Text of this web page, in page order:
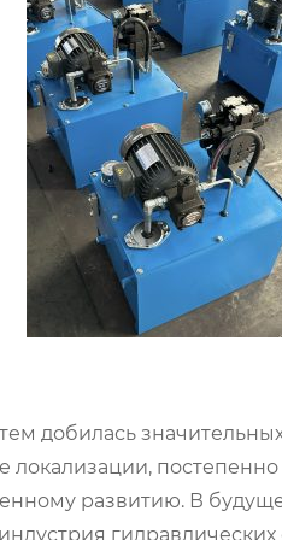
добилась
развитию. В